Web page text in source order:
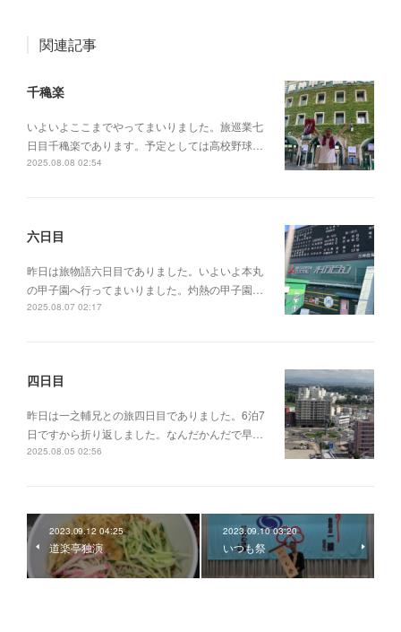
関連記事
千穐楽
いよいよここまでやってまいりました。旅巡業七
日目千穐楽であります。予定としては高校野球…
2025.08.08 02:54
六日目
昨日は旅物語六日目でありました。いよいよ本丸
の甲子園へ行ってまいりました。灼熱の甲子園…
2025.08.07 02:17
四日目
昨日は一之輔兄との旅四日目でありました。6泊7
日ですから折り返しました。なんだかんだで早…
2025.08.05 02:56
2023.09.12 04:25
道楽亭独演
2023.09.10 03:20
いつも祭